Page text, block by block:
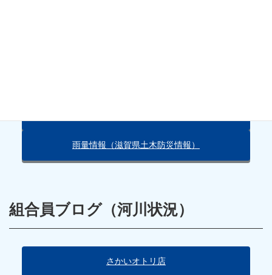
雨量情報（滋賀県土木防災情報）
組合員ブログ（河川状況）
さかいオトリ店